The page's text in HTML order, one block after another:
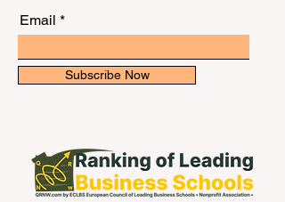
exclusives.
Email